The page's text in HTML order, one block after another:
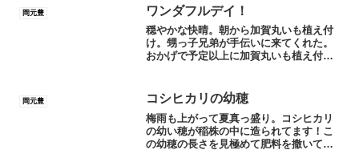
らいかも。丸みも大きさも去年よりアッ
プしてるようです。来月か...
岡元豊 ワンダフルデイ！
穏やかな快晴。朝から加賀丸いも植え付
け。甥っ子兄弟が手伝いに来てくれた。
おかげで予定以上に加賀丸いも植え付け
荒起こしも始めてるし。岡元農場はまず
は芋植え付けが優先。残り...
岡元豊 コシヒカリの幼穂
梅雨も上がって夏真っ盛り。コシヒカリ
の幼い穂が稲株の中に造られてます！こ
の幼穂の長さを見極めて肥料を撒いてい